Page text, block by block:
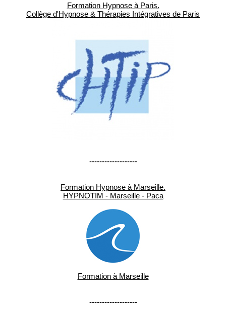
Formation Hypnose à Paris.
Collège d'Hypnose & Thérapies Intégratives de Paris
-------------------
Formation Hypnose à Marseille.
HYPNOTIM - Marseille - Paca
Formation à Marseille
-------------------